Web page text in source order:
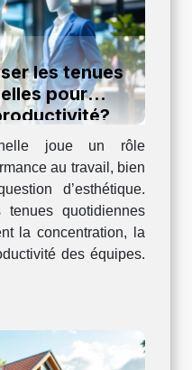
les tenues
pour
joue un rôle
au travail, bien
d’esthétique.
quotidiennes
la concentration, la
des équipes.